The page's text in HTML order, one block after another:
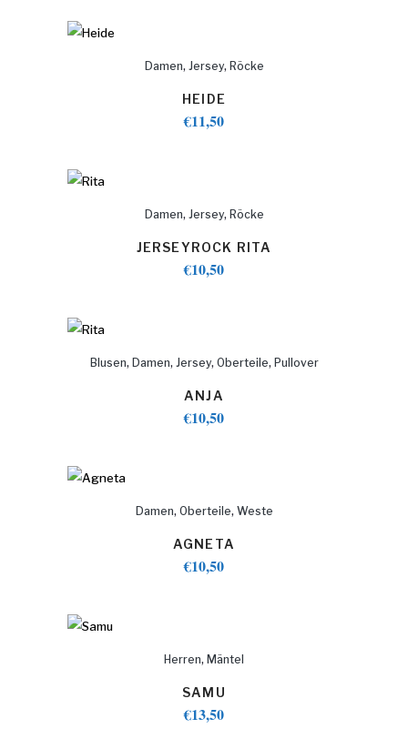
Damen, Jersey, Röcke
HEIDE
€11,50
Damen, Jersey, Röcke
JERSEYROCK RITA
€10,50
Blusen, Damen, Jersey, Oberteile, Pullover
ANJA
€10,50
Damen, Oberteile, Weste
AGNETA
€10,50
Herren, Mäntel
SAMU
€13,50